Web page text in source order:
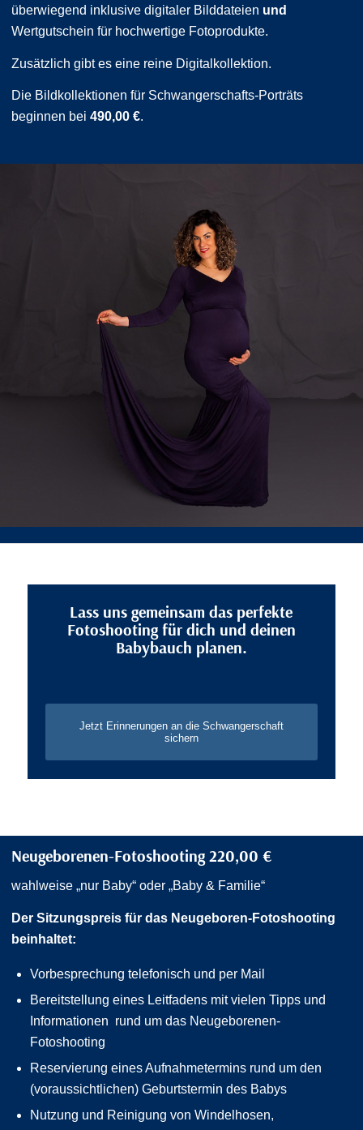
überwiegend inklusive digitaler Bilddateien und
Wertgutschein für hochwertige Fotoprodukte.
Zusätzlich gibt es eine reine Digitalkollektion.
Die Bildkollektionen für Schwangerschafts-Porträts
beginnen bei 490,00 €.
Lass uns gemeinsam das perfekte
Fotoshooting für dich und deinen
Babybauch planen.
Jetzt Erinnerungen an die Schwangerschaft
sichern
Neugeborenen-Fotoshooting 220,00 €
wahlweise „nur Baby“ oder „Baby & Familie“
Der Sitzungspreis für das Neugeboren-Fotoshooting
beinhaltet:
Vorbesprechung telefonisch und per Mail
Bereitstellung eines Leitfadens mit vielen Tipps und
Informationen rund um das Neugeborenen-
Fotoshooting
Reservierung eines Aufnahmetermins rund um den
(voraussichtlichen) Geburtstermin des Babys
Nutzung und Reinigung von Windelhosen,